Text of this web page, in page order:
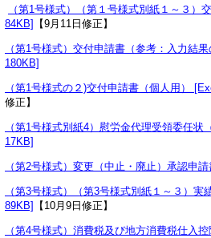
（第1号様式）（第１号様式別紙１～３）
84KB]
【9月11日修正】
（第1号様式）交付申請書（参考：入力結
180KB]
（第1号様式の２)交付申請書（個人用）
修正】
（第1号様式別紙4）慰労金代理受領委任状
17KB]
（第2号様式）変更（中止・廃止）承認申
（第3号様式）（第3号様式別紙１～３）実
89KB]
【10月9日修正】
（第4号様式）消費税及び地方消費税仕入